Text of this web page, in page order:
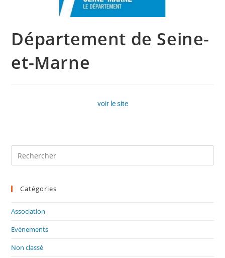
Département de Seine-
et-Marne
voir le site
Catégories
Association
Evénements
Non classé